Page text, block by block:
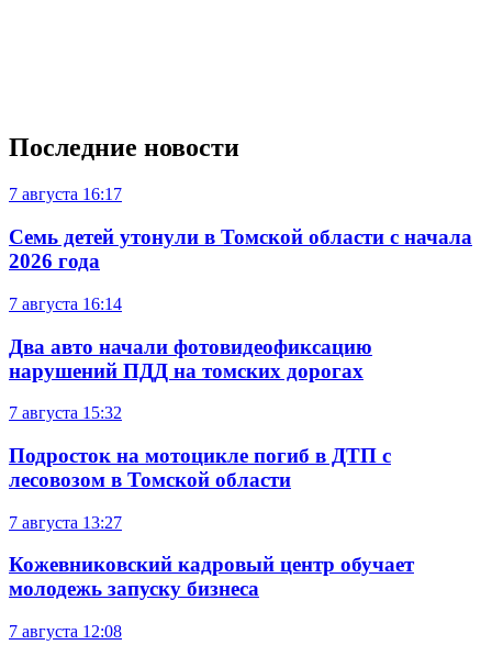
Последние новости
7 августа 16:17
Семь детей утонули в Томской области с начала
2026 года
7 августа 16:14
Два авто начали фотовидеофиксацию
нарушений ПДД на томских дорогах
7 августа 15:32
Подросток на мотоцикле погиб в ДТП с
лесовозом в Томской области
7 августа 13:27
Кожевниковский кадровый центр обучает
молодежь запуску бизнеса
7 августа 12:08